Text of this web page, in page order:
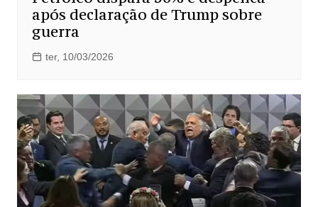
após declaração de Trump sobre
guerra
ter, 10/03/2026